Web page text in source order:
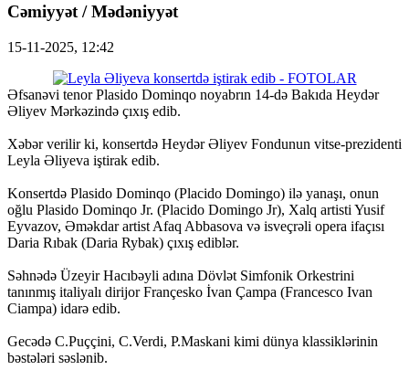
Cəmiyyət / Mədəniyyət
15-11-2025, 12:42
Əfsanəvi tenor Plasido Dominqo noyabrın 14-də Bakıda Heydər
Əliyev Mərkəzində çıxış edib.
Xəbər verilir ki, konsertdə Heydər Əliyev Fondunun vitse-prezidenti
Leyla Əliyeva iştirak edib.
Konsertdə Plasido Dominqo (Placido Domingo) ilə yanaşı, onun
oğlu Plasido Dominqo Jr. (Placido Domingo Jr), Xalq artisti Yusif
Eyvazov, Əməkdar artist Afaq Abbasova və isveçrəli opera ifaçısı
Daria Rıbak (Daria Rybak) çıxış ediblər.
Səhnədə Üzeyir Hacıbəyli adına Dövlət Simfonik Orkestrini
tanınmış italiyalı dirijor Françesko İvan Çampa (Francesco Ivan
Ciampa) idarə edib.
Gecədə C.Puççini, C.Verdi, P.Maskani kimi dünya klassiklərinin
bəstələri səslənib.